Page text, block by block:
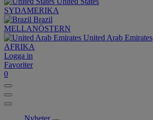
SYDAMERIKA
Brazil
MELLANÖSTERN
United Arab Emirates
AFRIKA
Logga in
Favoriter
0
Nyheter